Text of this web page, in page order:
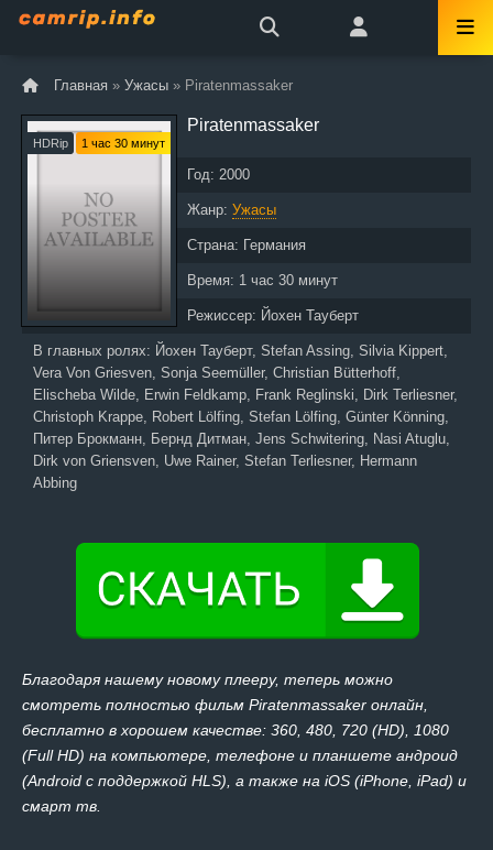
Главная » Ужасы » Piratenmassaker
HDRip 1 час 30 минут
Piratenmassaker
Год: 2000
Жанр: Ужасы
Страна: Германия
Время: 1 час 30 минут
Режиссер: Йохен Тауберт
В главных ролях: Йохен Тауберт, Stefan Assing, Silvia Kippert,
Vera Von Griesven, Sonja Seemüller, Christian Bütterhoff,
Elischeba Wilde, Erwin Feldkamp, Frank Reglinski, Dirk Terliesner,
Christoph Krappe, Robert Lölfing, Stefan Lölfing, Günter Könning,
Питер Брокманн, Бернд Дитман, Jens Schwitering, Nasi Atuglu,
Dirk von Griensven, Uwe Rainer, Stefan Terliesner, Hermann
Abbing
Благодаря нашему новому плееру, теперь можно
смотреть полностью фильм Piratenmassaker онлайн,
бесплатно в хорошем качестве: 360, 480, 720 (HD), 1080
(Full HD) на компьютере, телефоне и планшете андроид
(Android с поддержкой HLS), а также на iOS (iPhone, iPad) и
смарт тв.